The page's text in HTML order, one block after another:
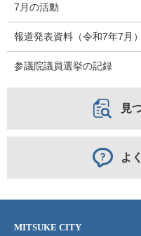
7月の活動
報道発表資料（令和7年7月）
参議院議員選挙の記録
見
よ
MITSUKE CITY